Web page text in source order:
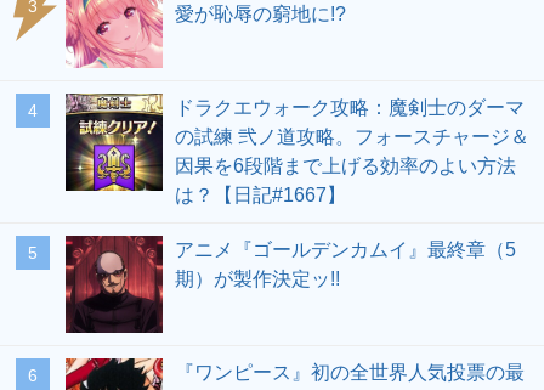
愛が恥辱の窮地に!?
ドラクエウォーク攻略：魔剣士のダーマ
の試練 弐ノ道攻略。フォースチャージ＆
因果を6段階まで上げる効率のよい方法
は？【日記#1667】
アニメ『ゴールデンカムイ』最終章（5
期）が製作決定ッ!!
『ワンピース』初の全世界人気投票の最